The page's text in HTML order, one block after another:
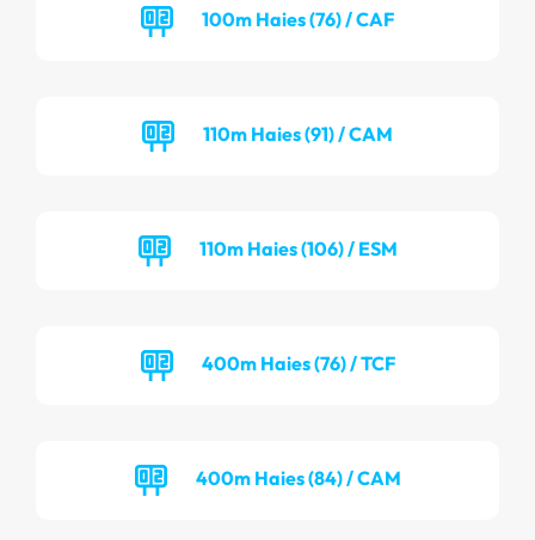
100m Haies (76) / CAF
110m Haies (91) / CAM
110m Haies (106) / ESM
400m Haies (76) / TCF
400m Haies (84) / CAM